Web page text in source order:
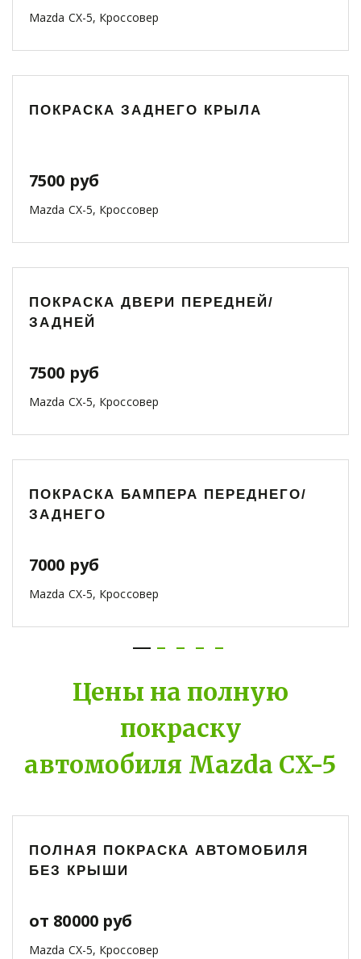
Mazda CX-5, Кроссовер
ПОКРАСКА ЗАДНЕГО КРЫЛА
7500 руб
Mazda CX-5, Кроссовер
ПОКРАСКА ДВЕРИ ПЕРЕДНЕЙ/
ЗАДНЕЙ
7500 руб
Mazda CX-5, Кроссовер
ПОКРАСКА БАМПЕРА ПЕРЕДНЕГО/
ЗАДНЕГО
7000 руб
Mazda CX-5, Кроссовер
Цены на полную
покраску
автомобиля Mazda CX-5
ПОЛНАЯ ПОКРАСКА АВТОМОБИЛЯ
БЕЗ КРЫШИ
от 80000 руб
Mazda CX-5, Кроссовер